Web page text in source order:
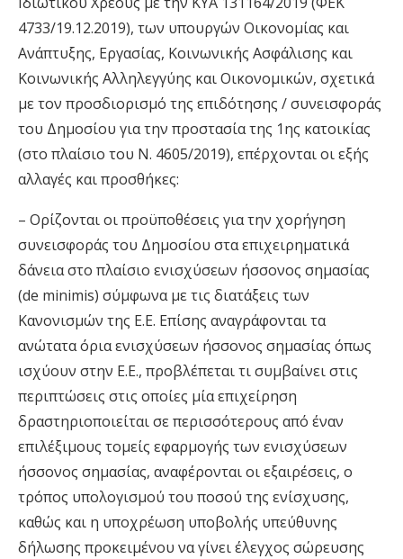
4733/19.12.2019), των υπουργών Οικονομίας και
Ανάπτυξης, Εργασίας, Κοινωνικής Ασφάλισης και
Κοινωνικής Αλληλεγγύης και Οικονομικών, σχετικά
με τον προσδιορισμό της επιδότησης / συνεισφοράς
του Δημοσίου για την προστασία της 1ης κατοικίας
(στο πλαίσιο του Ν. 4605/2019), επέρχονται οι εξής
αλλαγές και προσθήκες:
– Ορίζονται οι προϋποθέσεις για την χορήγηση
συνεισφοράς του Δημοσίου στα επιχειρηματικά
δάνεια στο πλαίσιο ενισχύσεων ήσσονος σημασίας
(de minimis) σύμφωνα με τις διατάξεις των
Κανονισμών της Ε.Ε. Επίσης αναγράφονται τα
ανώτατα όρια ενισχύσεων ήσσονος σημασίας όπως
ισχύουν στην Ε.Ε., προβλέπεται τι συμβαίνει στις
περιπτώσεις στις οποίες μία επιχείρηση
δραστηριοποιείται σε περισσότερους από έναν
επιλέξιμους τομείς εφαρμογής των ενισχύσεων
ήσσονος σημασίας, αναφέρονται οι εξαιρέσεις, ο
τρόπος υπολογισμού του ποσού της ενίσχυσης,
καθώς και η υποχρέωση υποβολής υπεύθυνης
δήλωσης προκειμένου να γίνει έλεγχος σώρευσης